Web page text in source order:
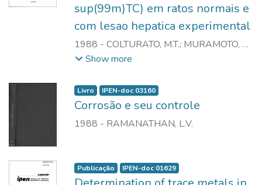
sup(99m)TC) em ratos normais e
com lesao hepatica experimental
1988 - COLTURATO, M.T.; MURAMOTO, E.
HAMADA, E.S.
Show more
Livro IPEN-doc 03160
Corrosão e seu controle
1988 - RAMANATHAN, L.V.
Publicação IPEN-doc 01629